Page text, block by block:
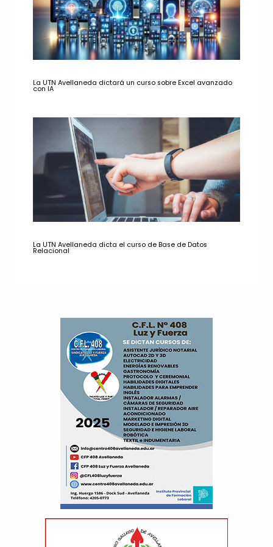
La UTN Avellaneda dictará un curso sobre Excel avanzado
con IA
La UTN Avellaneda dicta el curso de Base de Datos
Relacional